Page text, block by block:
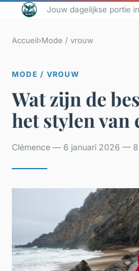
Jouw dagelijkse portie
Accueil›Mode / vrouw
MODE / VROUW
Wat zijn de
het stylen van
Clémence — 6 januari 2026 —